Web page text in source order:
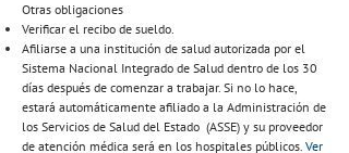
Otras obligaciones
Verificar el recibo de sueldo.
Afiliarse a una institución de salud autorizada por el
Sistema Nacional Integrado de Salud dentro de los 30
días después de comenzar a trabajar. Si no lo hace,
estará automáticamente afiliado a la Administración de
los Servicios de Salud del Estado (ASSE) y su proveedor
de atención médica será en los hospitales públicos. Ver